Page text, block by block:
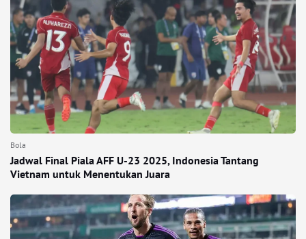
Bola
Jadwal Final Piala AFF U-23 2025, Indonesia Tantang
Vietnam untuk Menentukan Juara